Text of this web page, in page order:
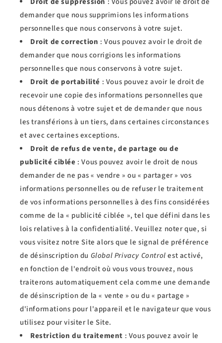
demander que nous supprimions les informations
personnelles que nous conservons à votre sujet.
Droit de correction : Vous pouvez avoir le droit de
demander que nous corrigions les informations
personnelles que nous conservons à votre sujet.
Droit de portabilité : Vous pouvez avoir le droit de
recevoir une copie des informations personnelles que
nous détenons à votre sujet et de demander que nous
les transférions à un tiers, dans certaines circonstances
et avec certaines exceptions.
Droit de refus de vente, de partage ou de
publicité ciblée : Vous pouvez avoir le droit de nous
demander de ne pas « vendre » ou « partager » vos
informations personnelles ou de refuser le traitement
de vos informations personnelles à des fins considérées
comme de la « publicité ciblée », tel que défini dans les
lois relatives à la confidentialité. Veuillez noter que, si
vous visitez notre Site alors que le signal de préférence
de désinscription du Global Privacy Controlest activé,
en fonction de l'endroit où vous vous trouvez, nous
traiterons automatiquement cela comme une demande
de désinscription de la « vente » ou du « partage »
d'informations pour l'appareil et le navigateur que vous
utilisez pour visiter le Site.
Restriction du traitement : Vous pouvez avoir le